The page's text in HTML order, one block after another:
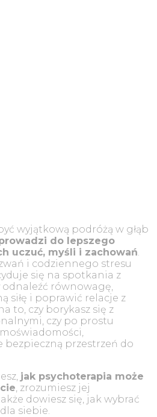
wyjątkową podróżą w głąb
do lepszego
uczuć, myśli i zachowań
i codziennego stresu
się na spotkania z
równowagę,
siłę i poprawić relacje z
to, czy borykasz się z
czy po prostu
bezpieczną przestrzeń do
jak psychoterapia może
, zrozumiesz jej
dowiesz się, jak wybrać
siebie.